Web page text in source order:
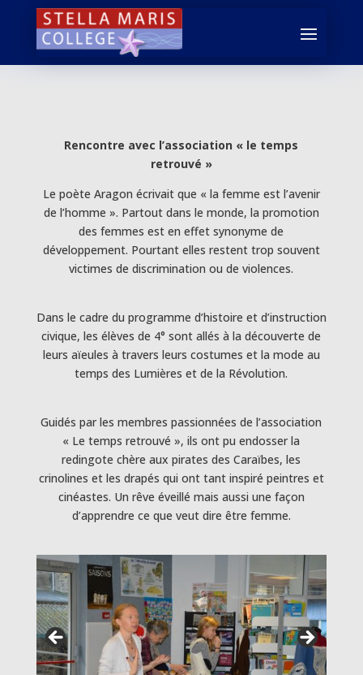
Rencontre avec l’association « le temps
retrouvé »
Le poète Aragon écrivait que « la femme est l’avenir
de l’homme ». Partout dans le monde, la promotion
des femmes est en effet synonyme de
développement. Pourtant elles restent trop souvent
victimes de discrimination ou de violences.
Dans le cadre du programme d’histoire et d’instruction
civique, les élèves de 4° sont allés à la découverte de
leurs aïeules à travers leurs costumes et la mode au
temps des Lumières et de la Révolution.
Guidés par les membres passionnées de l’association
« Le temps retrouvé », ils ont pu endosser la
redingote chère aux pirates des Caraïbes, les
crinolines et les drapés qui ont tant inspiré peintres et
cinéastes. Un rêve éveillé mais aussi une façon
d’apprendre ce que veut dire être femme.